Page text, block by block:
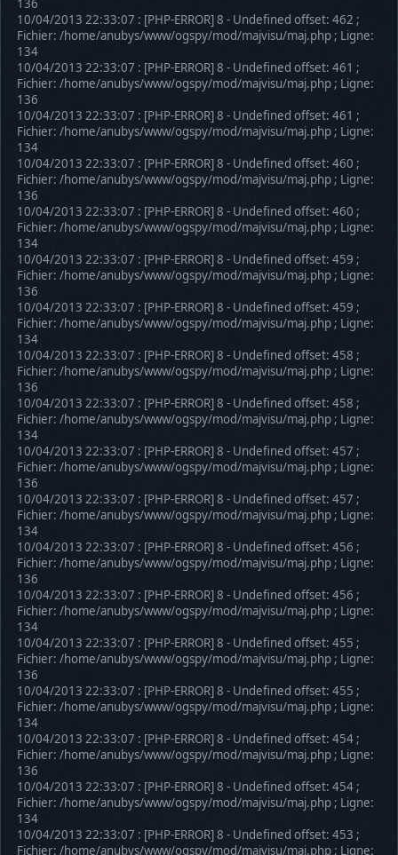
136
10/04/2013 22:33:07 : [PHP-ERROR] 8 - Undefined offset: 462 ;
Fichier: /home/anubys/www/ogspy/mod/majvisu/maj.php ; Ligne:
134
10/04/2013 22:33:07 : [PHP-ERROR] 8 - Undefined offset: 461 ;
Fichier: /home/anubys/www/ogspy/mod/majvisu/maj.php ; Ligne:
136
10/04/2013 22:33:07 : [PHP-ERROR] 8 - Undefined offset: 461 ;
Fichier: /home/anubys/www/ogspy/mod/majvisu/maj.php ; Ligne:
134
10/04/2013 22:33:07 : [PHP-ERROR] 8 - Undefined offset: 460 ;
Fichier: /home/anubys/www/ogspy/mod/majvisu/maj.php ; Ligne:
136
10/04/2013 22:33:07 : [PHP-ERROR] 8 - Undefined offset: 460 ;
Fichier: /home/anubys/www/ogspy/mod/majvisu/maj.php ; Ligne:
134
10/04/2013 22:33:07 : [PHP-ERROR] 8 - Undefined offset: 459 ;
Fichier: /home/anubys/www/ogspy/mod/majvisu/maj.php ; Ligne:
136
10/04/2013 22:33:07 : [PHP-ERROR] 8 - Undefined offset: 459 ;
Fichier: /home/anubys/www/ogspy/mod/majvisu/maj.php ; Ligne:
134
10/04/2013 22:33:07 : [PHP-ERROR] 8 - Undefined offset: 458 ;
Fichier: /home/anubys/www/ogspy/mod/majvisu/maj.php ; Ligne:
136
10/04/2013 22:33:07 : [PHP-ERROR] 8 - Undefined offset: 458 ;
Fichier: /home/anubys/www/ogspy/mod/majvisu/maj.php ; Ligne:
134
10/04/2013 22:33:07 : [PHP-ERROR] 8 - Undefined offset: 457 ;
Fichier: /home/anubys/www/ogspy/mod/majvisu/maj.php ; Ligne:
136
10/04/2013 22:33:07 : [PHP-ERROR] 8 - Undefined offset: 457 ;
Fichier: /home/anubys/www/ogspy/mod/majvisu/maj.php ; Ligne:
134
10/04/2013 22:33:07 : [PHP-ERROR] 8 - Undefined offset: 456 ;
Fichier: /home/anubys/www/ogspy/mod/majvisu/maj.php ; Ligne:
136
10/04/2013 22:33:07 : [PHP-ERROR] 8 - Undefined offset: 456 ;
Fichier: /home/anubys/www/ogspy/mod/majvisu/maj.php ; Ligne:
134
10/04/2013 22:33:07 : [PHP-ERROR] 8 - Undefined offset: 455 ;
Fichier: /home/anubys/www/ogspy/mod/majvisu/maj.php ; Ligne:
136
10/04/2013 22:33:07 : [PHP-ERROR] 8 - Undefined offset: 455 ;
Fichier: /home/anubys/www/ogspy/mod/majvisu/maj.php ; Ligne:
134
10/04/2013 22:33:07 : [PHP-ERROR] 8 - Undefined offset: 454 ;
Fichier: /home/anubys/www/ogspy/mod/majvisu/maj.php ; Ligne:
136
10/04/2013 22:33:07 : [PHP-ERROR] 8 - Undefined offset: 454 ;
Fichier: /home/anubys/www/ogspy/mod/majvisu/maj.php ; Ligne:
134
10/04/2013 22:33:07 : [PHP-ERROR] 8 - Undefined offset: 453 ;
Fichier: /home/anubys/www/ogspy/mod/majvisu/maj.php ; Ligne: